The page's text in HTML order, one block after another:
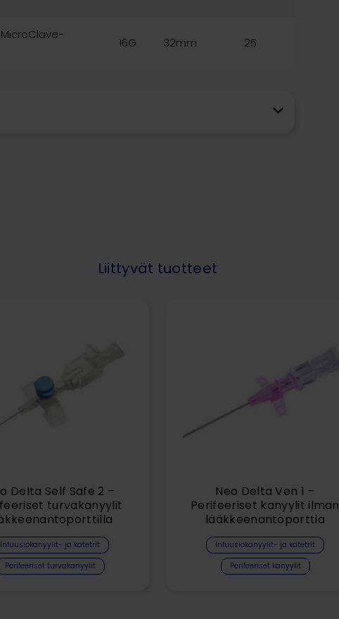
16G 32mm 25
Liittyvät tuotteet
Delta Self Safe 2 –
turvakanyylit
Infuusiokanyylit- ja katetrit
Perifeeriset turvakanyylit
Neo Delta Ven 1 –
Perifeeriset kanyylit ilman
lääkkeenantoporttia
Infuusiokanyylit- ja katetrit
Perifeeriset kanyylit